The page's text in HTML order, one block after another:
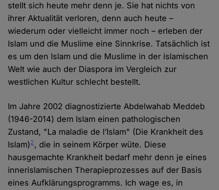
stellt sich heute mehr denn je. Sie hat nichts von
ihrer Aktualität verloren, denn auch heute –
wiederum oder vielleicht immer noch – erleben der
Islam und die Muslime eine Sinnkrise. Tatsächlich ist
es um den Islam und die Muslime in der islamischen
Welt wie auch der Diaspora im Vergleich zur
westlichen Kultur schlecht bestellt.
Im Jahre 2002 diagnostizierte Abdelwahab Meddeb
(1946-2014) dem Islam einen pathologischen
Zustand, "La maladie de l’Islam" (Die Krankheit des
Islam)2, die in seinem Körper wüte. Diese
hausgemachte Krankheit bedarf mehr denn je eines
innerislamischen Therapieprozesses auf der Basis
eines Aufklärungsprogramms. Ich wage es, in